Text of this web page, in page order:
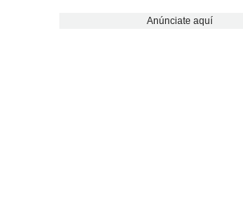
Anúnciate aquí